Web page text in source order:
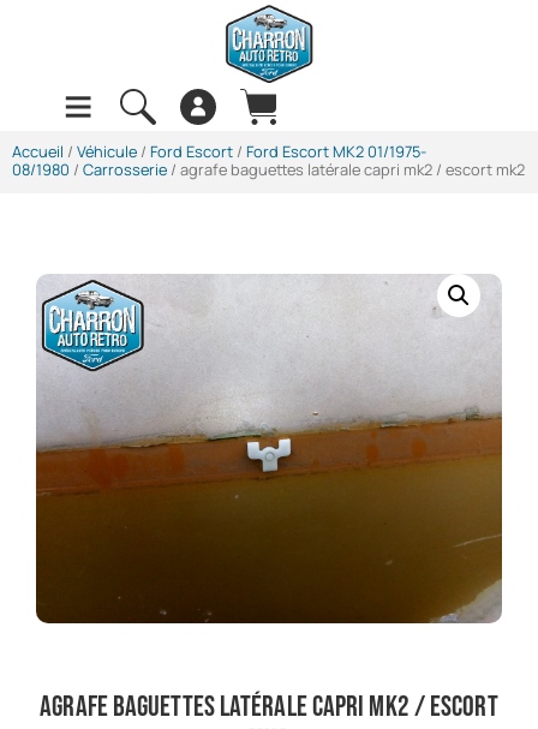
Accueil / Véhicule / Ford Escort / Ford Escort MK2 01/1975-
08/1980 / Carrosserie / agrafe baguettes latérale capri mk2 / escort mk2
agrafe baguettes latérale capri mk2 / escort